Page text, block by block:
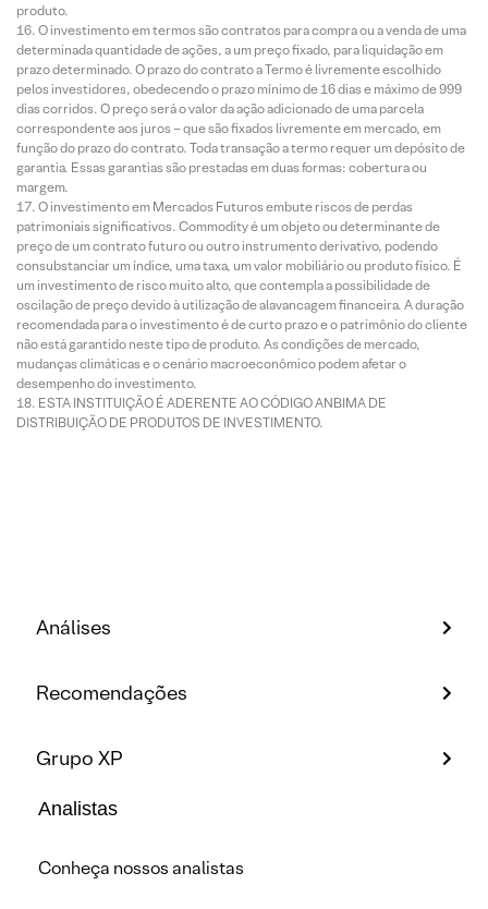
produto.
O investimento em termos são contratos para compra ou a venda de uma
determinada quantidade de ações, a um preço fixado, para liquidação em
prazo determinado. O prazo do contrato a Termo é livremente escolhido
pelos investidores, obedecendo o prazo mínimo de 16 dias e máximo de 999
dias corridos. O preço será o valor da ação adicionado de uma parcela
correspondente aos juros – que são fixados livremente em mercado, em
função do prazo do contrato. Toda transação a termo requer um depósito de
garantia. Essas garantias são prestadas em duas formas: cobertura ou
margem.
O investimento em Mercados Futuros embute riscos de perdas
patrimoniais significativos. Commodity é um objeto ou determinante de
preço de um contrato futuro ou outro instrumento derivativo, podendo
consubstanciar um índice, uma taxa, um valor mobiliário ou produto físico. É
um investimento de risco muito alto, que contempla a possibilidade de
oscilação de preço devido à utilização de alavancagem financeira. A duração
recomendada para o investimento é de curto prazo e o patrimônio do cliente
não está garantido neste tipo de produto. As condições de mercado,
mudanças climáticas e o cenário macroeconômico podem afetar o
desempenho do investimento.
ESTA INSTITUIÇÃO É ADERENTE AO CÓDIGO ANBIMA DE
DISTRIBUIÇÃO DE PRODUTOS DE INVESTIMENTO.
Análises
Recomendações
Grupo XP
Analistas
Conheça nossos analistas